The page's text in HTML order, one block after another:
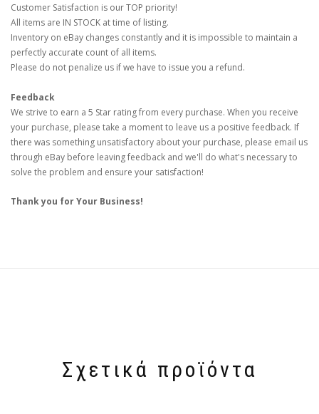
Customer Satisfaction is our TOP priority!
All items are IN STOCK at time of listing.
Inventory on eBay changes constantly and it is impossible to maintain a
perfectly accurate count of all items.
Please do not penalize us if we have to issue you a refund.
Feedback
We strive to earn a 5 Star rating from every purchase. When you receive
your purchase, please take a moment to leave us a positive feedback. If
there was something unsatisfactory about your purchase, please email us
through eBay before leaving feedback and we'll do what's necessary to
solve the problem and ensure your satisfaction!
Thank you for Your Business!
Σχετικά προϊόντα